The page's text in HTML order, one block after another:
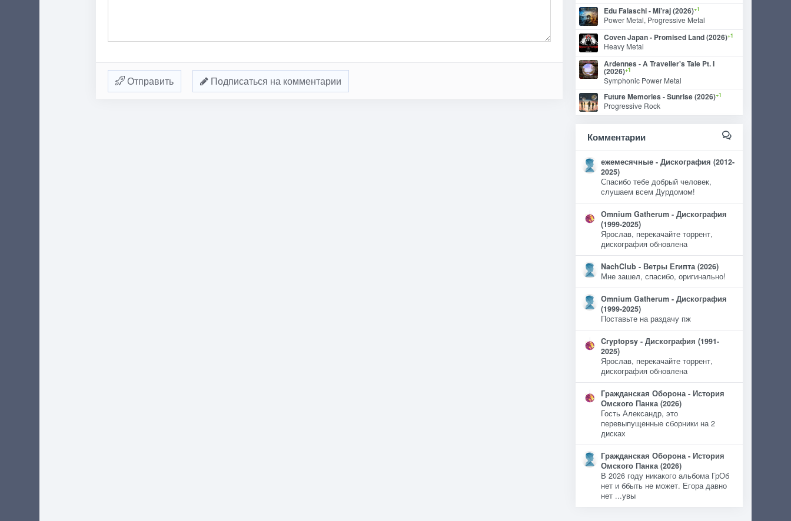
Отправить Подписаться на комментарии
Edu Falaschi - Mi’raj (2026)+1
Power Metal, Progressive Metal
Coven Japan - Promised Land (2026)+1
Heavy Metal
Ardennes - A Traveller's Tale Pt. I
(2026)+1
Symphonic Power Metal
Future Memories - Sunrise (2026)+1
Progressive Rock
Комментарии
ежемесячные - Дискография (2012-
2025)
Спасибо тебе добрый человек,
слушаем всем Дурдомом!
Omnium Gatherum - Дискография
(1999-2025)
Ярослав, перекачайте торрент,
дискография обновлена
NachClub - Ветры Египта (2026)
Мне зашел, спасибо, оригинально!
Omnium Gatherum - Дискография
(1999-2025)
Поставьте на раздачу пж
Cryptopsy - Дискография (1991-
2025)
Ярослав, перекачайте торрент,
дискография обновлена
Гражданская Оборона - История
Омского Панка (2026)
Гость Александр, это
перевыпущенные сборники на 2
дисках
Гражданская Оборона - История
Омского Панка (2026)
В 2026 году никакого альбома ГрОб
нет и ббыть не может. Егора давно
нет ...увы